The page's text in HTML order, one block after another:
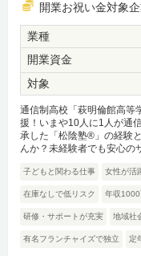
開業お祝い金対象
業種
開業資金
対象
通信制高校「萩明倫館高等
援！いまや10人に1人が通
承した「松陰塾®」の経験
んか？未経験者でも安心の
子どもと関わる仕事 女性が活
在庫なしで低リスク 年収1000
研修・サポートが充実 地域社
有名フランチャイズで独立 定